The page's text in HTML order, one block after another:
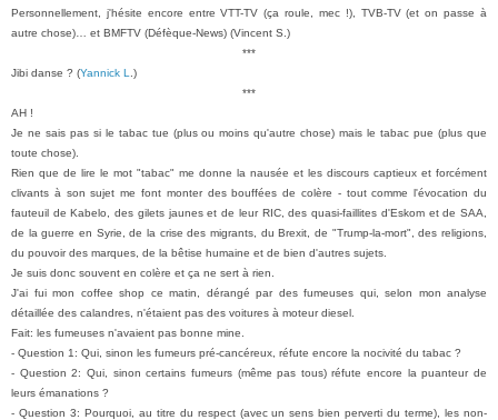
Personnellement, j'hésite encore entre VTT-TV (ça roule, mec !), TVB-TV (et on passe à
autre chose)… et BMFTV (Défèque-News) (Vincent S. )
***
Jibi danse ? (Yannick L
)
***
AH !
Je ne sais pas si le tabac tue (plus ou moins qu'autre chose) mais le tabac pue (plus que
toute chose).
Rien que de lire le mot "tabac" me donne la nausée et les discours captieux et forcément
clivants à son sujet me font monter des bouffées de colère - tout comme l'évocation du
fauteuil de Kabelo, des gilets jaunes et de leur RIC, des quasi-faillites d'Eskom et de SAA,
de la guerre en Syrie, de la crise des migrants, du Brexit, de "Trump-la-mort", des religions,
du pouvoir des marques, de la bêtise humaine et de bien d'autres sujets.
Je suis donc souvent en colère et ça ne sert à rien.
J'ai fui mon coffee shop ce matin, dérangé par des fumeuses qui, selon mon analyse
détaillée des calandres, n'étaient pas des voitures à moteur diesel.
Fait: les fumeuses n'avaient pas bonne mine.
- Question 1: Qui, sinon les fumeurs pré-cancéreux, réfute encore la nocivité du tabac ?
- Question 2: Qui, sinon certains fumeurs (même pas tous) réfute encore la puanteur de
leurs émanations ?
- Question 3: Pourquoi, au titre du respect (avec un sens bien perverti du terme), les non-